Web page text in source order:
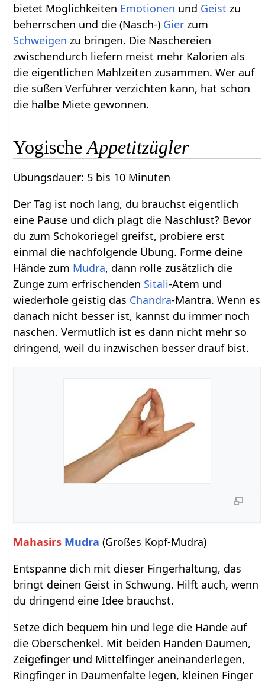
bietet Möglichkeiten Emotionen und Geist zu
beherrschen und die (Nasch-) Gier zum
Schweigen zu bringen. Die Naschereien
zwischendurch liefern meist mehr Kalorien als
die eigentlichen Mahlzeiten zusammen. Wer auf
die süßen Verführer verzichten kann, hat schon
die halbe Miete gewonnen.
YogischeAppetitzügler
Übungsdauer: 5 bis 10 Minuten
Der Tag ist noch lang, du brauchst eigentlich
eine Pause und dich plagt die Naschlust? Bevor
du zum Schokoriegel greifst, probiere erst
einmal die nachfolgende Übung. Forme deine
Hände zum Mudra, dann rolle zusätzlich die
Zunge zum erfrischenden Sitali-Atem und
wiederhole geistig das Chandra-Mantra. Wenn es
danach nicht besser ist, kannst du immer noch
naschen. Vermutlich ist es dann nicht mehr so
dringend, weil du inzwischen besser drauf bist.
Mahasirs Mudra (Großes Kopf-Mudra)
Entspanne dich mit dieser Fingerhaltung, das
bringt deinen Geist in Schwung. Hilft auch, wenn
du dringend eine Idee brauchst.
Setze dich bequem hin und lege die Hände auf
die Oberschenkel. Mit beiden Händen Daumen,
Zeigefinger und Mittelfinger aneinanderlegen,
Ringfinger in Daumenfalte legen, kleinen Finger